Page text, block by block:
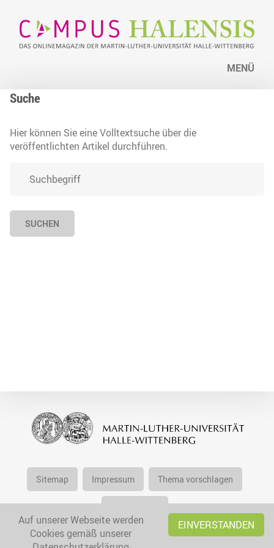
MENÜ
Suche
Hier können Sie eine Volltextsuche über die
veröffentlichten Artikel durchführen.
SUCHEN
Sitemap Impressum Thema vorschlagen
Auf unserer Webseite werden
Cookies gemäß unserer
EINVERSTANDEN